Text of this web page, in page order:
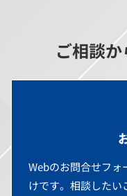
ご相談
Webのお問合せフォ
けです。相談したい